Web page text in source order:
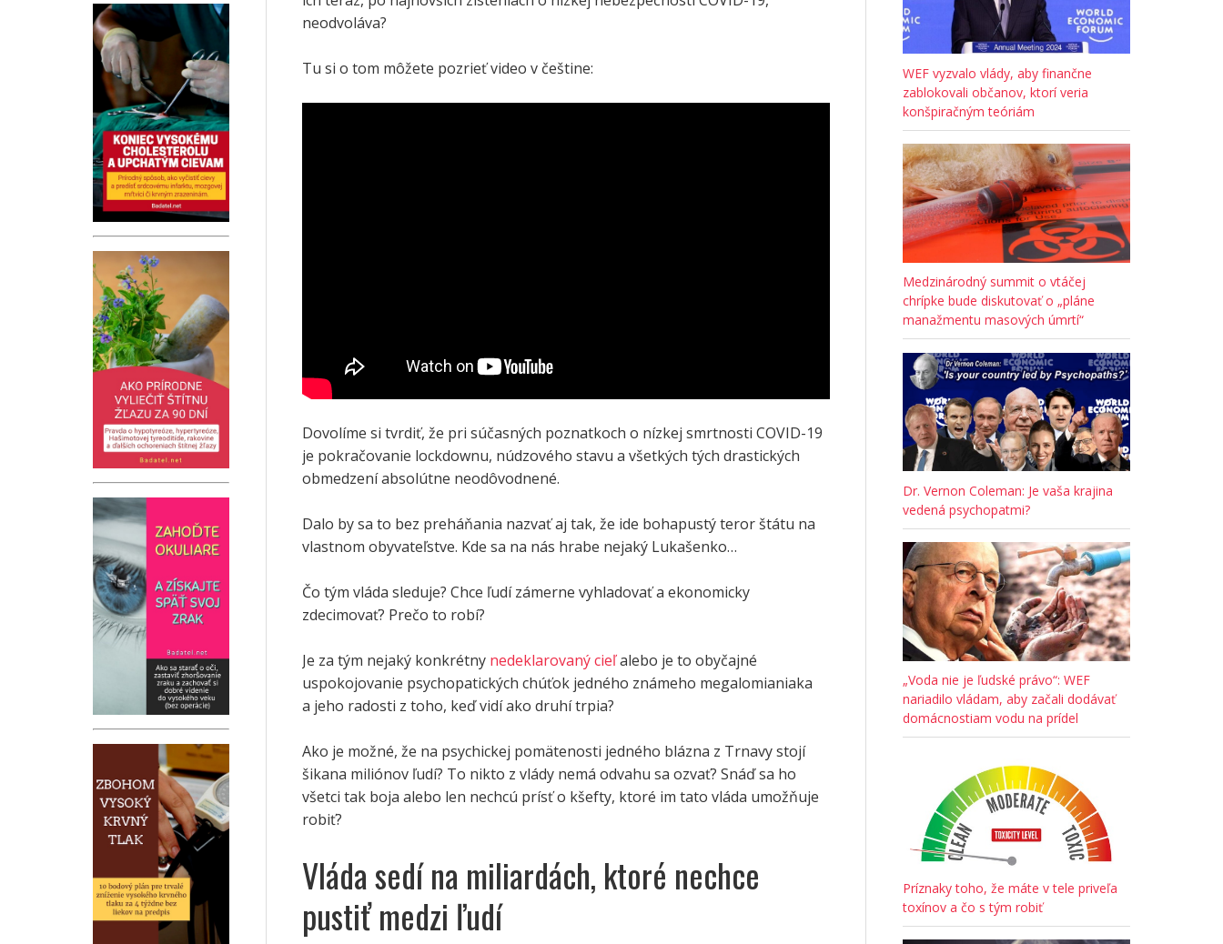
neodvoláva?
Tu si o tom môžete pozrieť video v češtine:
Dovolíme si tvrdiť, že pri súčasných poznatkoch o nízkej smrtnosti COVID-19
je pokračovanie lockdownu, núdzového stavu a všetkých tých drastických
obmedzení absolútne neodôvodnené.
Dalo by sa to bez preháňania nazvať aj tak, že ide bohapustý teror štátu na
vlastnom obyvateľstve. Kde sa na nás hrabe nejaký Lukašenko…
Čo tým vláda sleduje? Chce ľudí zámerne vyhladovať a ekonomicky
zdecimovať? Prečo to robí?
Je za tým nejaký konkrétny nedeklarovaný cieľalebo je to obyčajné
uspokojovanie psychopatických chúťok jedného známeho megalomianiaka
a jeho radosti z toho, keď vidí ako druhí trpia?
Ako je možné, že na psychickej pomätenosti jedného blázna z Trnavy stojí
šikana miliónov ľudí? To nikto z vlády nemá odvahu sa ozvať? Snáď sa ho
všetci tak boja alebo len nechcú prísť o kšefty, ktoré im tato vláda umožňuje
robiť?
Vláda sedí na miliardách, ktoré nechce
pustiť medzi ľudí
WEF vyzvalo vlády, aby finančne
zablokovali občanov, ktorí veria
konšpiračným teóriám
Medzinárodný summit o vtáčej
chrípke bude diskutovať o „pláne
manažmentu masových úmrtí“
Dr. Vernon Coleman: Je vaša krajina
vedená psychopatmi?
„Voda nie je ľudské právo“: WEF
nariadilo vládam, aby začali dodávať
domácnostiam vodu na prídel
Príznaky toho, že máte v tele priveľa
toxínov a čo s tým robiť